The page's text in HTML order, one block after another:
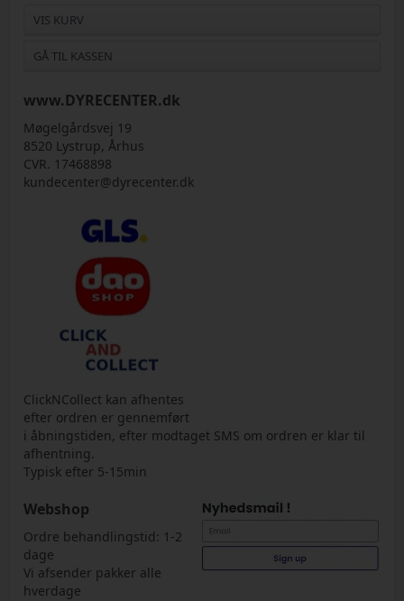
VIS KURV
GÅ TIL KASSEN
www.DYRECENTER.dk
Møgelgårdsvej 19
8520 Lystrup, Århus
CVR. 17468898
kundecenter@dyrecenter.dk
ClickNCollect kan afhentes
efter ordren er gennemført
i åbningstiden, efter modtaget SMS om ordren er klar til
afhentning.
Typisk efter 5-15min
Webshop
Ordre behandlingstid: 1-2
dage
Vi afsender pakker alle
hverdage